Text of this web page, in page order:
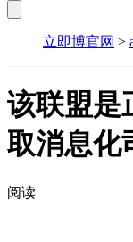
立即博官网 >
该联盟是
取消息化
阅读